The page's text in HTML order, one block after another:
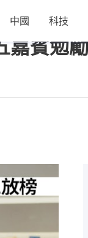
中國 科技
賓勉